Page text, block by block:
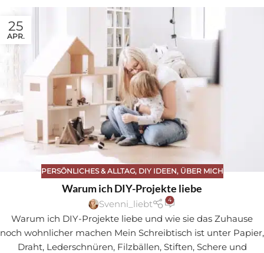
25
APR.
PERSÖNLICHES & ALLTAG, DIY IDEEN, ÜBER MICH
Warum ich DIY-Projekte liebe
Svenni_liebt 4
Warum ich DIY-Projekte liebe und wie sie das Zuhause
noch wohnlicher machen Mein Schreibtisch ist unter Papier,
Draht, Lederschnüren, Filzbällen, Stiften, Schere und